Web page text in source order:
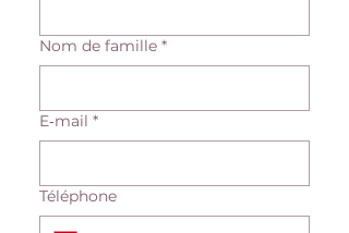
Nom de famille *
E‑mail *
Téléphone